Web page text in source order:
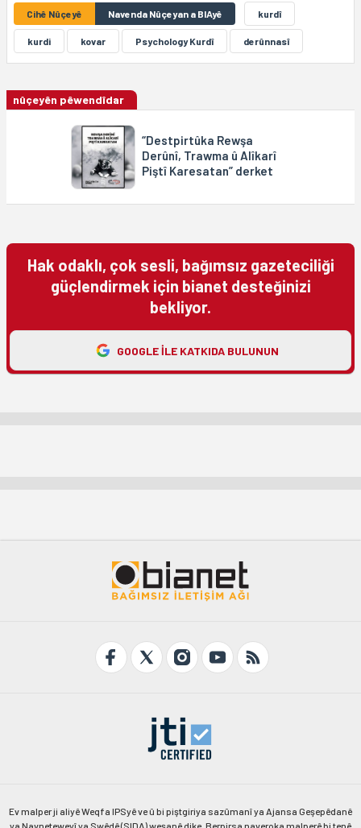
Cihê Nûçeyê Navenda Nûçeyan a BIAyê kurdî
kurdi kovar Psychology Kurdî derûnnasî
nûçeyên pêwendîdar
“Destpirtûka Rewşa
Derûnî, Trawma û Alîkarî
Piştî Karesatan” derket
Hak odaklı, çok sesli, bağımsız gazeteciliği
güçlendirmek için bianet desteğinizi
bekliyor.
GOOGLE ILE KATKIDA BULUNUN
Ev malper ji aliyê Weqfa IPSyê ve û bi piştgiriya sazûmanî ya Ajansa Geşepêdanê